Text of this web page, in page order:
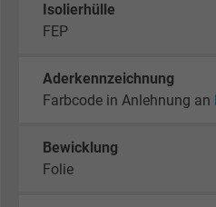
Isolierhülle
FEP
Aderkennzeichnung
Farbcode in Anlehnung an
Bewicklung
Folie